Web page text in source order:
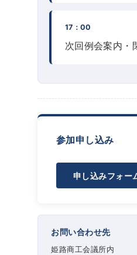
17：00
次回例会案内・
参加申し込み
申し込みフォー
お問い合わせ先
姫路商工会議所内